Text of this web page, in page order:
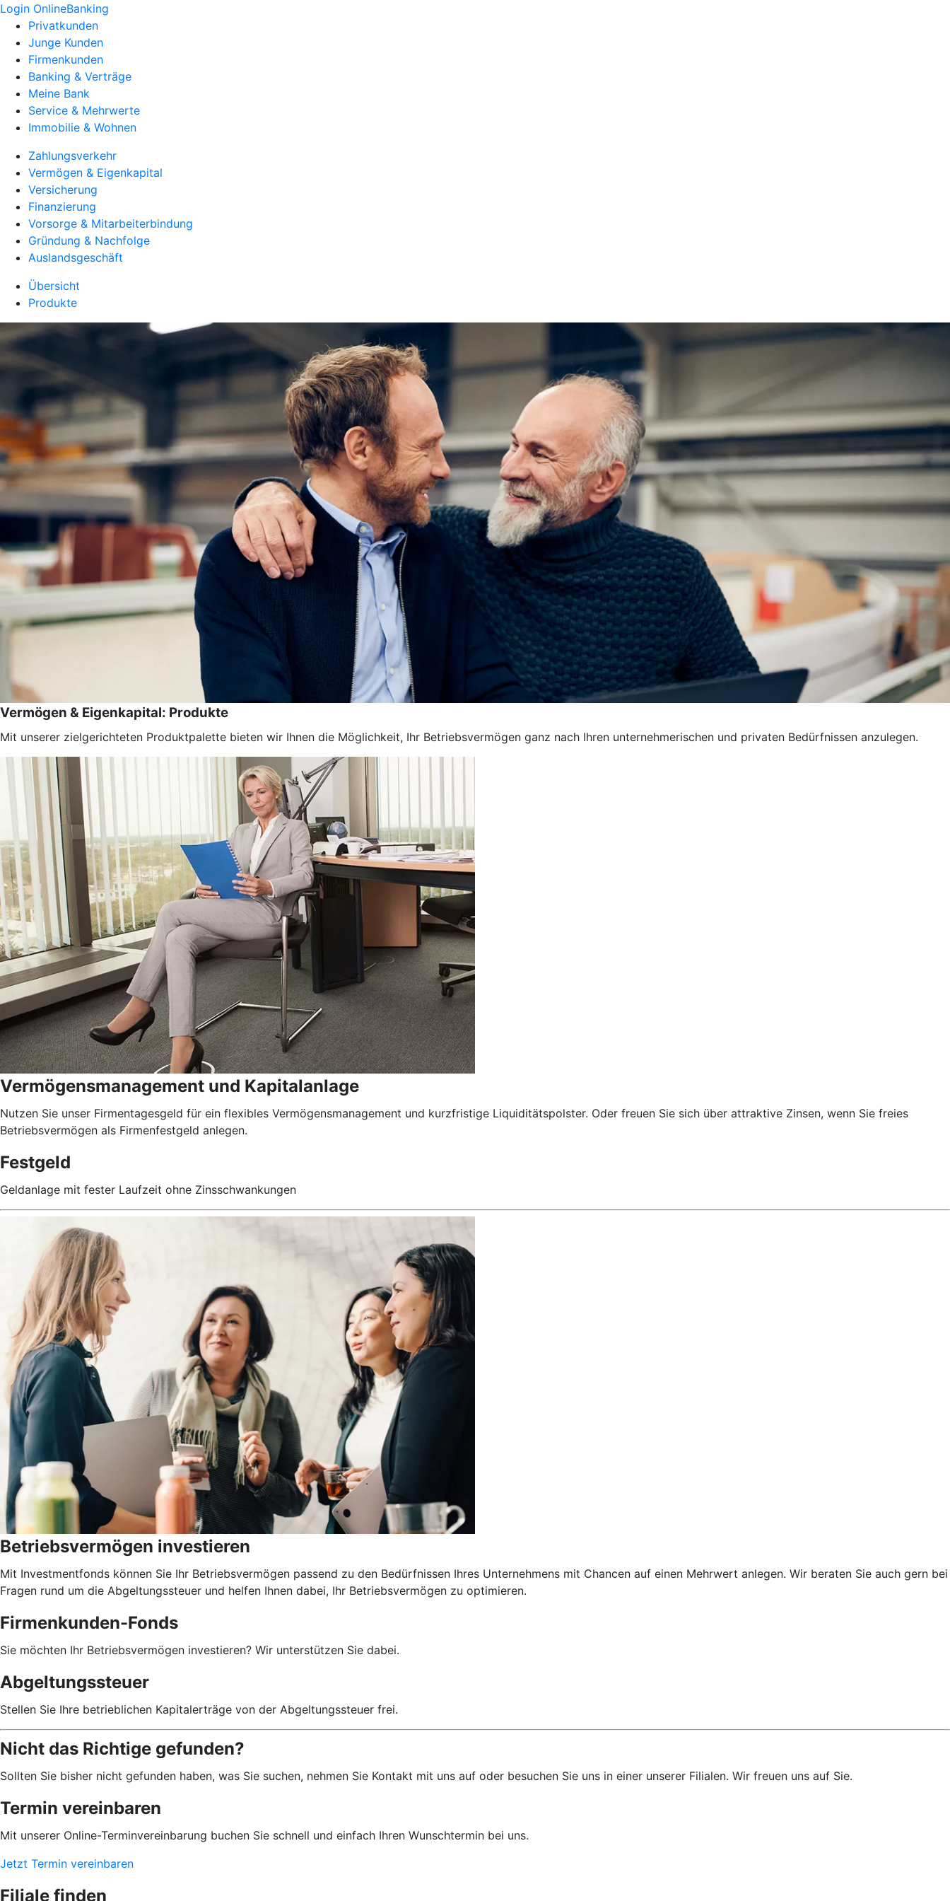
Login OnlineBanking
Privatkunden
Junge Kunden
Firmenkunden
Banking & Verträge
Meine Bank
Service & Mehrwerte
Immobilie & Wohnen
Zahlungsverkehr
Vermögen & Eigenkapital
Versicherung
Finanzierung
Vorsorge & Mitarbeiterbindung
Gründung & Nachfolge
Auslandsgeschäft
Übersicht
Produkte
Vermögen & Eigenkapital: Produkte
Mit unserer zielgerichteten Produktpalette bieten wir Ihnen die Möglichkeit, Ihr Betriebsvermögen ganz nach Ihren unternehmerischen und privaten Bedürfnissen anzulegen.
Vermögensmanagement und Kapitalanlage
Nutzen Sie unser Firmentagesgeld für ein flexibles Vermögensmanagement und kurzfristige Liquiditätspolster. Oder freuen Sie sich über attraktive Zinsen, wenn Sie freies
Betriebsvermögen als Firmenfestgeld anlegen.
Festgeld
Geldanlage mit fester Laufzeit ohne Zinsschwankungen
Betriebsvermögen investieren
Mit Investmentfonds können Sie Ihr Betriebsvermögen passend zu den Bedürfnissen Ihres Unternehmens mit Chancen auf einen Mehrwert anlegen. Wir beraten Sie auch gern bei
Fragen rund um die Abgeltungssteuer und helfen Ihnen dabei, Ihr Betriebsvermögen zu optimieren.
Firmenkunden-Fonds
Sie möchten Ihr Betriebsvermögen investieren? Wir unterstützen Sie dabei.
Abgeltungssteuer
Stellen Sie Ihre betrieblichen Kapitalerträge von der Abgeltungssteuer frei.
Nicht das Richtige gefunden?
Sollten Sie bisher nicht gefunden haben, was Sie suchen, nehmen Sie Kontakt mit uns auf oder besuchen Sie uns in einer unserer Filialen. Wir freuen uns auf Sie.
Termin vereinbaren
Mit unserer Online-Terminvereinbarung buchen Sie schnell und einfach Ihren Wunschtermin bei uns.
Jetzt Termin vereinbaren
Filiale finden